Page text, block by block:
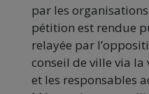
par les
pétition est rendue
relayée par
conseil de ville via la
et les responsables